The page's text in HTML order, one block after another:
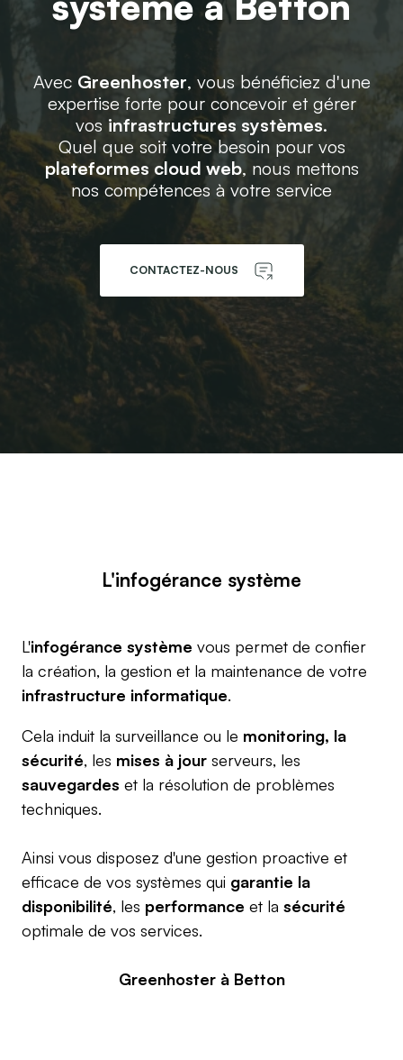
Avec Greenhoster, vous bénéficiez d'une
expertise forte pour concevoir et gérer
vos infrastructures systèmes.
Quel que soit votre besoin pour vos
plateformes cloud web, nous mettons
nos compétences à votre service
CONTACTEZ-NOUS
L'infogérance système
L'infogérance système vous permet de confier
la création, la gestion et la maintenance de votre
infrastructure informatique.
Cela induit la surveillance ou le monitoring, la
sécurité, les mises à jour serveurs, les
sauvegardes et la résolution de problèmes
techniques.
Ainsi vous disposez d'une gestion proactive et
efficace de vos systèmes qui garantie la
disponibilité, les performance et la sécurité
optimale de vos services.
Greenhoster à Betton